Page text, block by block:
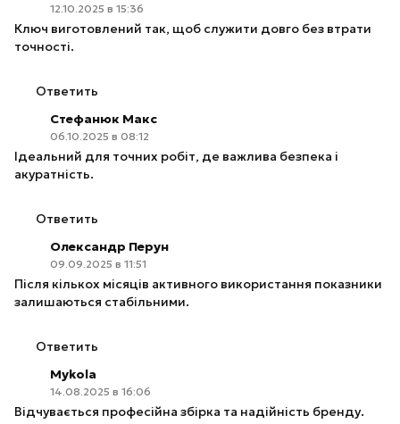
12.10.2025 в 15:36
Ключ виготовлений так, щоб служити довго без втрати
точності.
Ответить
Стефанюк Макс
06.10.2025 в 08:12
Ідеальний для точних робіт, де важлива безпека і
акуратність.
Ответить
Олександр Перун
09.09.2025 в 11:51
Після кількох місяців активного використання показники
залишаються стабільними.
Ответить
Mykola
14.08.2025 в 16:06
Відчувається професійна збірка та надійність бренду.